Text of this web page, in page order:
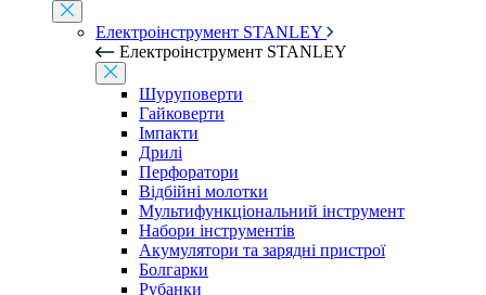
Електроінструмент STANLEY
Електроінструмент STANLEY
Шуруповерти
Гайковерти
Імпакти
Дрилі
Перфоратори
Відбійні молотки
Мультифункціональний інструмент
Набори інструментів
Акумулятори та зарядні пристрої
Болгарки
Рубанки